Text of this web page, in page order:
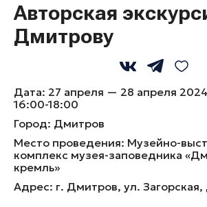
Отели
Рестораны
Природа и животные
Отдохнуть и выспаться
Рыбалка
Фермы
Глэмпинги
Экскурсионные маршруты
Спортивные маршруты
Народные художественные
Москва + Подмосковье: два
идеального путешествия
Автомобильные маршруты
События
Выставки
Фестивали
Концерты
Экскурсии
Мастер-классы
Спектакли
Новости
Музеи
Гиды
Туроператоры
КЛАССЫ
ПРОФИЛЯ
Авторская
Дмитрову
Дата: 27 апреля — 28 апреля
16:00-18:00
Город: Дмитров
Место проведения: Музейно-
комплекс музея-заповедника
кремль»
Адрес: г. Дмитров, ул. Загорская,